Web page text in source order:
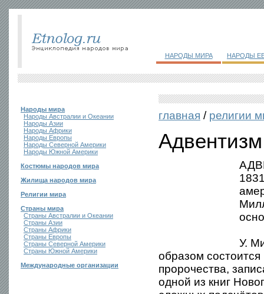
НАРОДЫ МИРА НАРОДЫ
Народы мира
Народы Австралии и Океании
Народы Азии
Народы Африки
Народы Европы
Народы Северной Америки
Народы Южной Америки
Костюмы народов мира
Жилища народов мира
Религии мира
Страны мира
Страны Австралии и Океании
Страны Азии
Страны Африки
Страны Европы
Страны Северной Америки
Страны Южной Америки
Международные организации
главная / религии
Адвентизм
У.
образом
пророчества,
одной из книг